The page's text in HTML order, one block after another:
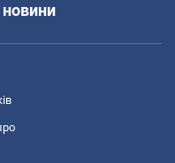
новини